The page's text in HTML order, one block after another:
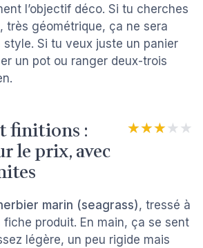
l’objectif déco. Si tu cherches
très géométrique, ça ne sera
Si tu veux juste un panier
un pot ou ranger deux-trois
finitions :
le prix, avec
★★★★★
★★★★★
marin (seagrass), tressé à
fiche produit. En main, ça se sent
légère, un peu rigide mais